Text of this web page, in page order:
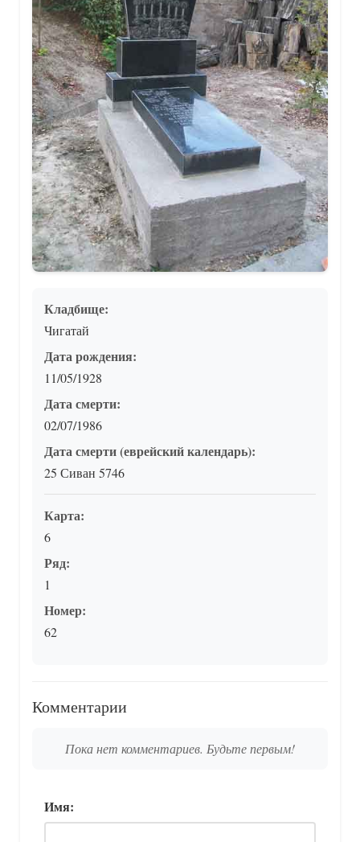
Кладбище:
Чигатай
Дата рождения:
11/05/1928
Дата смерти:
02/07/1986
Дата смерти (еврейский календарь):
25 Сиван 5746
Карта:
6
Ряд:
1
Номер:
62
Комментарии
Пока нет комментариев. Будьте первым!
Имя: